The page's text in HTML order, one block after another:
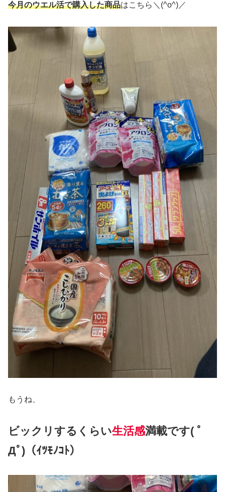
今月のウエル活で購入した商品はこちら＼(^o^)／
もうね、
ビックリするくらい生活感満載です( ﾟ
Дﾟ)（ｲﾂﾓﾉｺﾄ）